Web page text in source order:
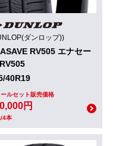
ダンロップ))
RV505 エナセー
40R19
ルセット販売価格
円
4本